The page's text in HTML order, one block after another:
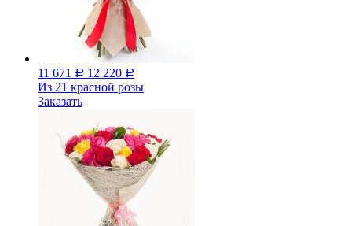
11 671 Р 12 220 Р
Из 21 красной розы
Заказать